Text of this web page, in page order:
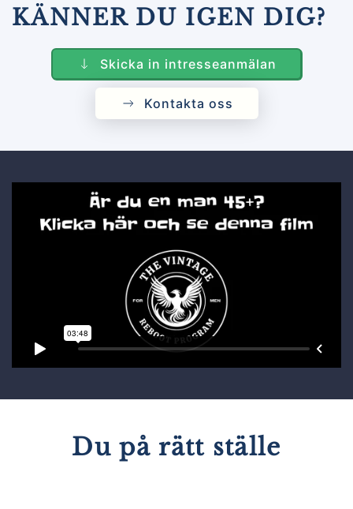
KÄNNER DU IGEN DIG?
Skicka in intresseanmälan
Kontakta oss
Du på rätt ställe